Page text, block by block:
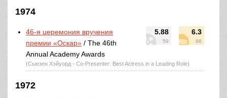
1974
5.88
59
6.3
96
46-я церемония вручения
премии «Оскар» / The 46th
Annual Academy Awards
(Сьюзен Хэйуорд - Co-Presenter: Best Actress in a Leading Role)
1972